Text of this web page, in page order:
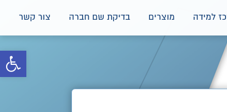
פתח
למידה מוצרים בדיקת שם חברה צור קשר